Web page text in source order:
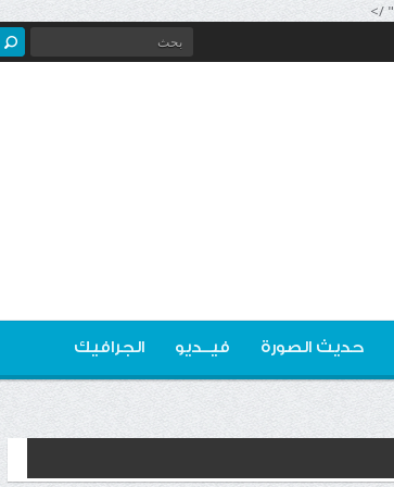
حديث الصورة فيــديو الجرافيك